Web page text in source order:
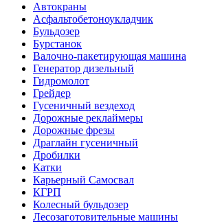
Автокраны
Асфальтобетоноукладчик
Бульдозер
Бурстанок
Валочно-пакетирующая машина
Генератор дизельный
Гидромолот
Грейдер
Гусеничный вездеход
Дорожные реклаймеры
Дорожные фрезы
Драглайн гусеничный
Дробилки
Катки
Карьерный Самосвал
КГРП
Колесный бульдозер
Лесозаготовительные машины